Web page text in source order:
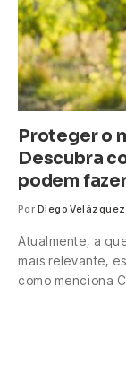
Proteger o
Descubra
podem
Por Diego Velázquez
Atualmente, a
mais relevante,
como menciona